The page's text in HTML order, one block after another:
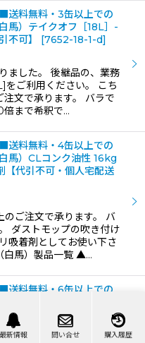
最新情報 問い合せ 購入履歴
送料無料・3缶以上での
馬）テイクオフ［18L］-
不可】
[7652-18-1-d]
ました。 後継品の、業務
ご利用ください。 こち
文で承ります。 バラで
倍まで希釈で…
送料無料・4缶以上での
馬）CLコンク油性 16kg
【代引不可・個人宅配送
のご注文で承ります。 バ
ダストモップの吹き付け
吸着剤としてお使い下さ
白馬）製品一覧 ▲…
送料無料・6缶以上での
ックス【代引不可・個人
1-o